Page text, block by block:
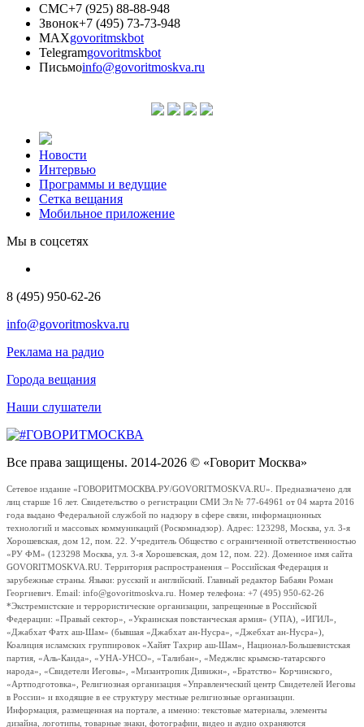
СМС+7 (925) 88-88-948
Звонок+7 (495) 73-73-948
MAXgovoritmskbot
Telegramgovoritmskbot
Письмоinfo@govoritmoskva.ru
Новости
Интервью
Программы и ведущие
Сетка вещания
Мобильное приложение
Мы в соцсетях
8 (495) 950-62-26
info@govoritmoskva.ru
Реклама на радио
Города вещания
Наши слушатели
Все права защищены. 2014-2026 © «Говорит Москва»
Сетевое издание «ГОВОРИТМОСКВА.РУ/GOVORITMOSKVA.RU». Предназначено для
лиц старше 16 лет. Свидетельство о регистрации СМИ Эл № 77-64961 от 04 марта 2016
года выдано Федеральной службой по надзору в сфере связи, информационных
технологий и массовых коммуникаций (Роскомнадзор). Адрес: 123298, Москва, ул. 3-я
Хорошевская, дом 12, пом. 22. Учредитель Общество с ограниченной ответственностью
«РУ ФМ» (123298 Москва, ул. 3-я Хорошевская, дом 12, пом. 22). Доменное имя сайта
GOVORITMOSKVA.RU. Территория распространения – Российская Федерация и
зарубежные страны. Языки: русский и английский. Главный редактор Бабаян Роман
Георгиевич. Email: info@govoritmoskva.ru. Номер телефона: +7 (495) 950-62-26
*Экстремистские и террористические организации, запрещенные в Российской
Федерации: «Правый сектор», «Украинская повстанческая армия» (УПА), «ИГИЛ»,
«Джабхат Фатх аш-Шам» (бывшая «Джабхат ан-Нусра», «Джебхат ан-Нусра»),
Коалиция исламских группировок «Хайят Тахрир аш-Шам», Национал-Большевистская
партия, «Аль-Каида», «УНА-УНСО», «Талибан», «Меджлис крымско-татарского
народа», «Свидетели Иеговы», «Мизантропик Дивижн», «Братство» Корчинского,
«Артподготовка», Религиозная организация «Управленческий центр Свидетелей Иеговы
в России» и входящие в ее структуру местные религиозные организации.
Информация, размещенная на портале, а именно: текстовые материалы, элементы
дизайна, логотипы, товарные знаки, фотографии, видео и аудио охраняются